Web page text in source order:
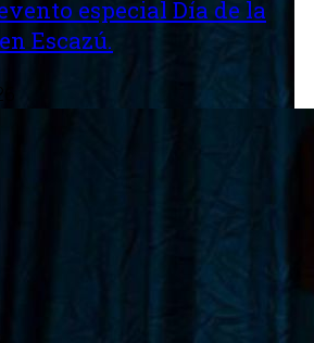
especial Día de la
Escazú.